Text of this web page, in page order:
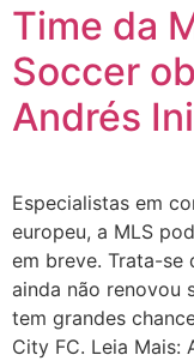
Time da
Soccer
Andrés
Especialistas em
europeu, a MLS
em breve. Trata-se
ainda não renovou
tem grandes
City FC. Leia Mais: